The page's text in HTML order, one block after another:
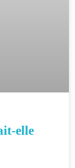
elle